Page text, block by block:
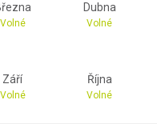
Volné
Dubna
Volné
Září
Volné
Října
Volné